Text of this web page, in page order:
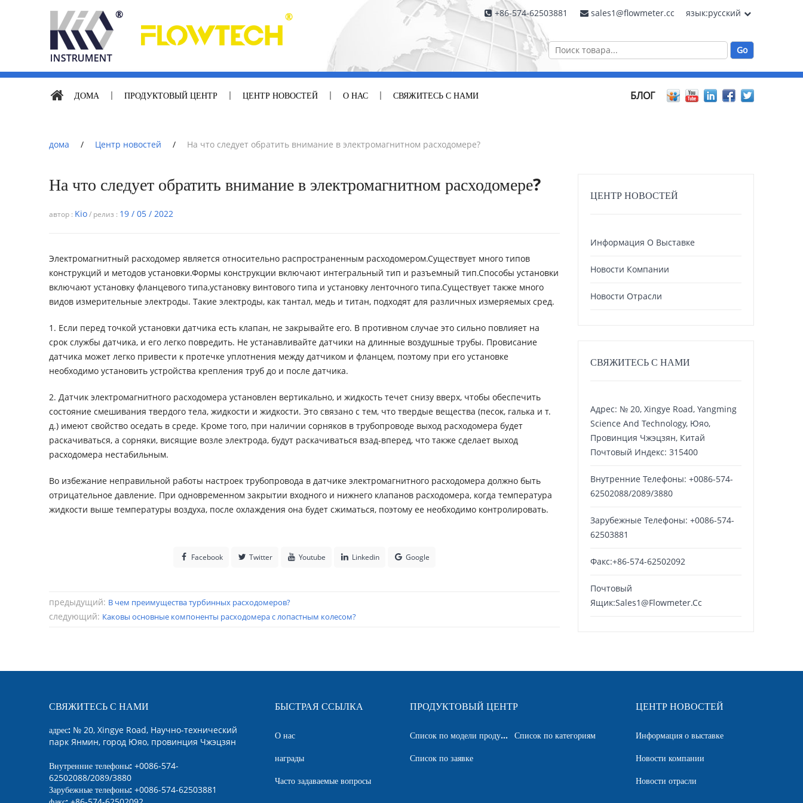
+86-574-62503881 sales1@flowmeter.cc язык:русский
ДОМА ПРОДУКТОВЫЙ ЦЕНТР ЦЕНТР НОВОСТЕЙ О НАС СВЯЖИТЕСЬ С НАМИ БЛОГ
дома / Центр новостей / На что следует обратить внимание в электромагнитном расходомере?
ЦЕНТР НОВОСТЕЙ
Информация О Выставке
Новости Компании
Новости Отрасли
СВЯЖИТЕСЬ С НАМИ
Адрес: № 20, Xingye Road, Yangming
Science And Technology, Юяо,
Провинция Чжэцзян, Китай
Почтовый Индекс: 315400
Внутренние Телефоны: +0086-574-
62502088/2089/3880
Зарубежные Телефоны: +0086-574-
62503881
Факс:+86-574-62502092
Почтовый
Ящик:Sales1@flowmeter.cc
На что следует обратить внимание в электромагнитном расходомере?
автор : Kio/ релиз : 19 / 05 / 2022
Электромагнитный расходомер является относительно распространенным расходомером.Существует много типов
конструкций и методов установки.Формы конструкции включают интегральный тип и разъемный тип.Способы установки
включают установку фланцевого типа,установку винтового типа и установку ленточного типа.Существует также много
видов измерительные электроды. Такие электроды, как тантал, медь и титан, подходят для различных измеряемых сред.
1. Если перед точкой установки датчика есть клапан, не закрывайте его. В противном случае это сильно повлияет на
срок службы датчика, и его легко повредить. Не устанавливайте датчики на длинные воздушные трубы. Провисание
датчика может легко привести к протечке уплотнения между датчиком и фланцем, поэтому при его установке
необходимо установить устройства крепления труб до и после датчика.
2. Датчик электромагнитного расходомера установлен вертикально, и жидкость течет снизу вверх, чтобы обеспечить
состояние смешивания твердого тела, жидкости и жидкости. Это связано с тем, что твердые вещества (песок, галька и т.
д.) имеют свойство оседать в среде. Кроме того, при наличии сорняков в трубопроводе выход расходомера будет
раскачиваться, а сорняки, висящие возле электрода, будут раскачиваться взад-вперед, что также сделает выход
расходомера нестабильным.
Во избежание неправильной работы настроек трубопровода в датчике электромагнитного расходомера должно быть
отрицательное давление. При одновременном закрытии входного и нижнего клапанов расходомера, когда температура
жидкости выше температуры воздуха, после охлаждения она будет сжиматься, поэтому ее необходимо контролировать.
Facebook Twitter Youtube Linkedin Google
предыдущий: В чем преимущества турбинных расходомеров?
следующий: Каковы основные компоненты расходомера с лопастным колесом?
СВЯЖИТЕСЬ С НАМИ
адрес: № 20, Xingye Road, Научно-технический
парк Янмин, город Юяо, провинция Чжэцзян
Внутренние телефоны: +0086-574-
62502088/2089/3880
Зарубежные телефоны: +0086-574-62503881
БЫСТРАЯ ССЫЛКА
О нас
награды
Часто задаваемые вопросы
ПРОДУКТОВЫЙ ЦЕНТР
Список по модели продукта Список по категориям
Список по заявке
ЦЕНТР НОВОСТЕЙ
Информация о выставке
Новости компании
Новости отрасли